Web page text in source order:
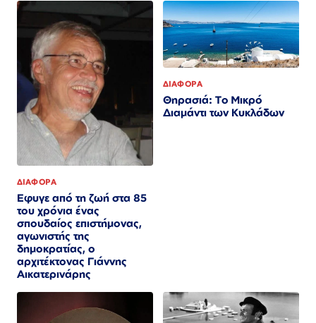
ΔΙΑΦΟΡΑ
Εφυγε από τη ζωή στα 85
του χρόνια ένας
σπουδαίος επιστήμονας,
αγωνιστής της
δημοκρατίας, ο
αρχιτέκτονας Γιάννης
Αικατερινάρης
ΔΙΑΦΟΡΑ
Θηρασιά: Το Μικρό
Διαμάντι των Κυκλάδων